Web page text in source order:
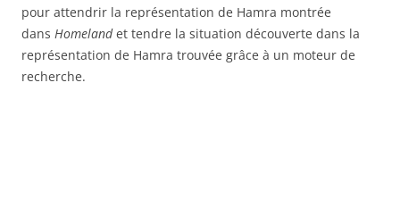
pour attendrir la représentation de Hamra montrée
dans Homelandet tendre la situation découverte dans la
représentation de Hamra trouvée grâce à un moteur de
recherche.